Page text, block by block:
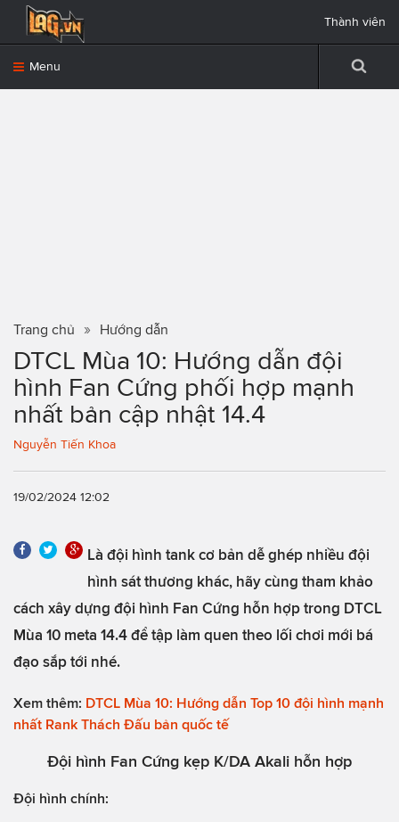
Menu
Thành viên
Trang chủ Hướng dẫn
DTCL Mùa 10: Hướng dẫn đội
hình Fan Cứng phối hợp mạnh
nhất bản cập nhật 14.4
Nguyễn Tiến Khoa
19/02/2024 12:02
Là đội hình tank cơ bản dễ ghép nhiều đội
hình sát thương khác, hãy cùng tham khảo
cách xây dựng đội hình Fan Cứng hỗn hợp trong DTCL
Mùa 10 meta 14.4 để tập làm quen theo lối chơi mới bá
đạo sắp tới nhé.
Xem thêm: DTCL Mùa 10: Hướng dẫn Top 10 đội hình mạnh
nhất Rank Thách Đấu bản quốc tế
Đội hình Fan Cứng kẹp K/DA Akali hỗn hợp
Đội hình chính: